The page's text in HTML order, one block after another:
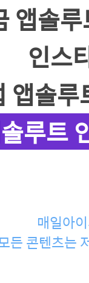
앱솔
인스
앱솔
루트
매일아
든 콘텐츠는